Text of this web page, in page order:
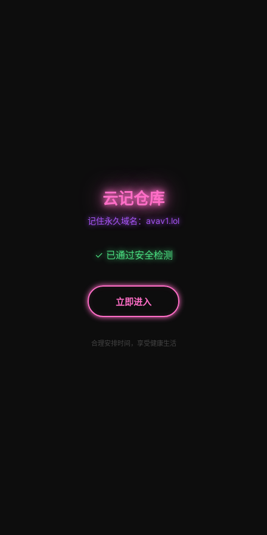
云记仓库
记住永久域名：avav1.lol
✓ 已通过安全检测
立即进入
合理安排时间，享受健康生活